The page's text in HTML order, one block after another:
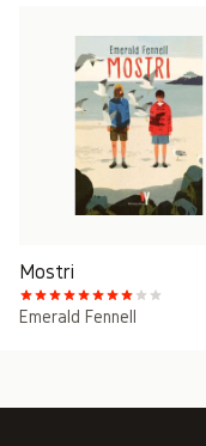
Mostri
Emerald Fennell